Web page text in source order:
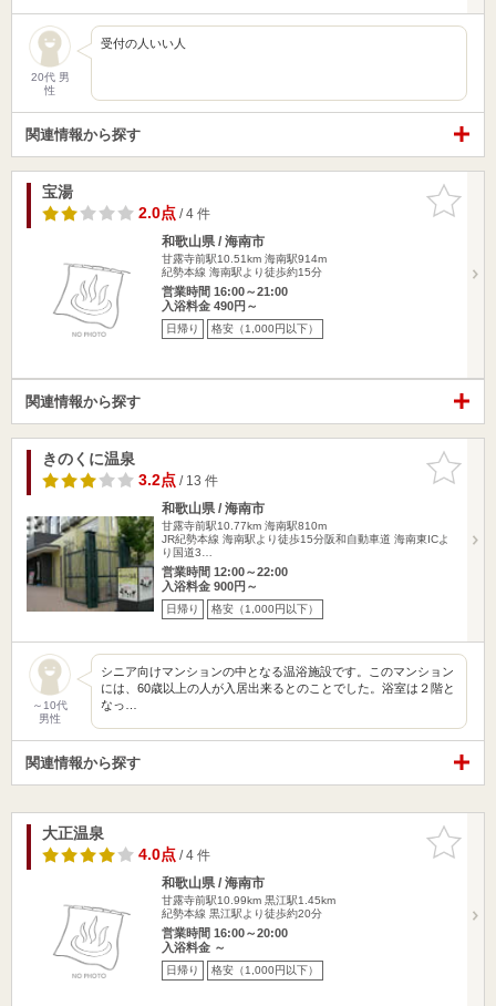
20代 男
性
受付の人いい人
関連情報から探す
お気に入
りに追加
宝湯
2.0点/ 4 件
和歌山県 / 海南市
甘露寺前駅10.51km 海南駅914m
紀勢本線 海南駅より徒歩約15分
営業時間 16:00～21:00
入浴料金 490円～
日帰り 格安（1,000円以下）
関連情報から探す
お気に入
りに追加
きのくに温泉
3.2点/ 13 件
和歌山県 / 海南市
甘露寺前駅10.77km 海南駅810m
JR紀勢本線 海南駅より徒歩15分阪和自動車道 海南東ICよ
り国道3…
営業時間 12:00～22:00
入浴料金 900円～
日帰り 格安（1,000円以下）
～10代
男性
シニア向けマンションの中となる温浴施設です。このマンション
には、60歳以上の人が入居出来るとのことでした。浴室は２階と
なっ…
関連情報から探す
お気に入
りに追加
大正温泉
4.0点/ 4 件
和歌山県 / 海南市
甘露寺前駅10.99km 黒江駅1.45km
紀勢本線 黒江駅より徒歩約20分
営業時間 16:00～20:00
入浴料金 ～
日帰り 格安（1,000円以下）